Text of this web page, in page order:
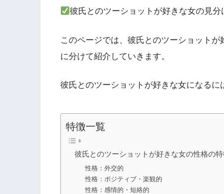
彼氏とのツーショットが好きな女の見分
このページでは、彼氏とのツーショット
に分けて紹介していきます。
彼氏とのツーショットが好きな女になるに
特徴一覧
彼氏とのツーショットが好きな女の性格の
性格：外交的
性格：ポジティブ・楽観的
性格：感情的・短絡的